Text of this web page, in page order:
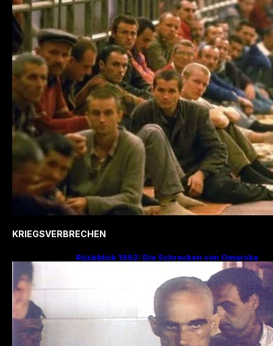
KRIEGSVERBRECHEN
Rückblick 1992: Die Schrecken von Omarska
– Ein düsteres Kapitel im Bosnienkrieg